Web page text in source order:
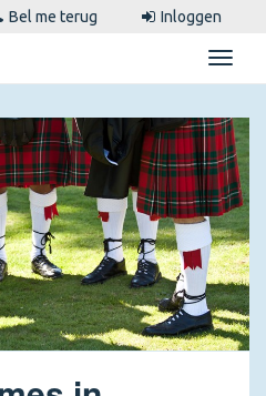
Bel me terug Inloggen